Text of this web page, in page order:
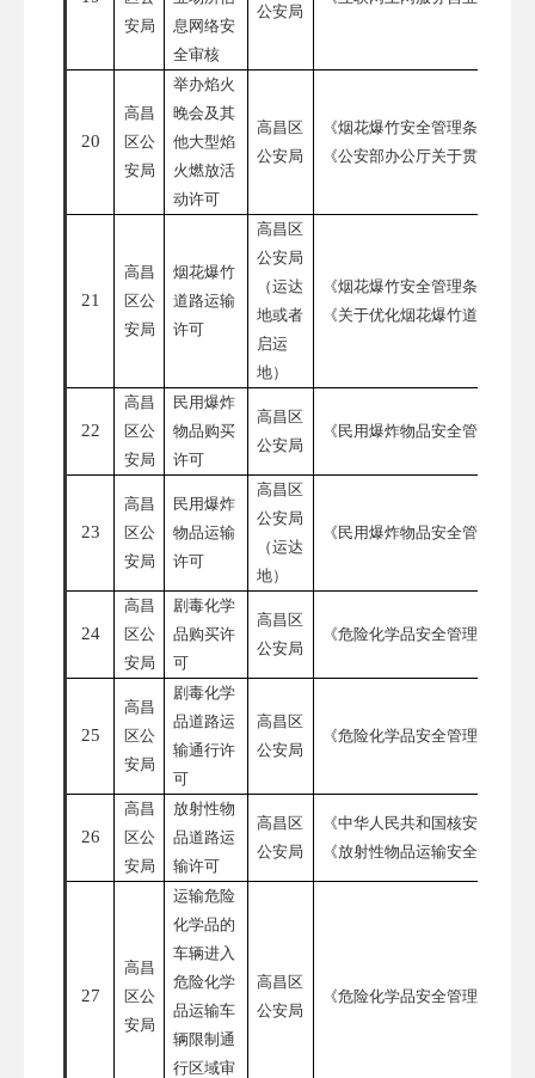
安局
息网络安
全审核
公安局
20
高昌
区公
安局
举办焰火
晚会及其
他大型焰
火燃放活
动许可
高昌区
公安局
《烟花爆竹安全管理条例》
《公安部办公厅关于贯彻执
21
高昌
区公
安局
烟花爆竹
道路运输
许可
高昌区
公安局
（运达
地或者
启运
地）
《烟花爆竹安全管理条例》
《关于优化烟花爆竹道路运
22
高昌
区公
安局
民用爆炸
物品购买
许可
高昌区
公安局
《民用爆炸物品安全管理条例
23
高昌
区公
安局
民用爆炸
物品运输
许可
高昌区
公安局
（运达
地）
《民用爆炸物品安全管理条例
24
高昌
区公
安局
剧毒化学
品购买许
可
高昌区
公安局
《危险化学品安全管理条例》
25
高昌
区公
安局
剧毒化学
品道路运
输通行许
可
高昌区
公安局
《危险化学品安全管理条例》
26
高昌
区公
安局
放射性物
品道路运
输许可
高昌区
公安局
《中华人民共和国核安全法》
《放射性物品运输安全管理条
27
高昌
区公
安局
运输危险
化学品的
车辆进入
危险化学
品运输车
辆限制通
行区域审
高昌区
公安局
《危险化学品安全管理条例》